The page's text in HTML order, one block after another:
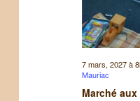
Marché
7 mars, 2027 à
Mauriac